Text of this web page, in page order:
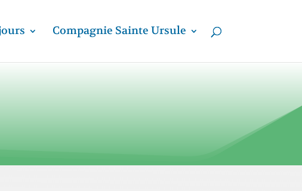
Compagnie Sainte Ursule